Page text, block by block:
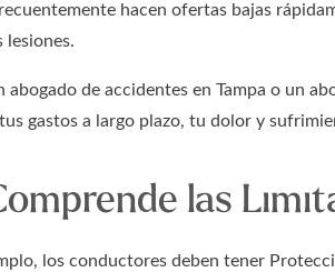
hacen ofertas bajas
lesiones.
abogado de accidentes en Tampa o un
gastos a largo plazo, tu dolor y
las
los conductores deben tener